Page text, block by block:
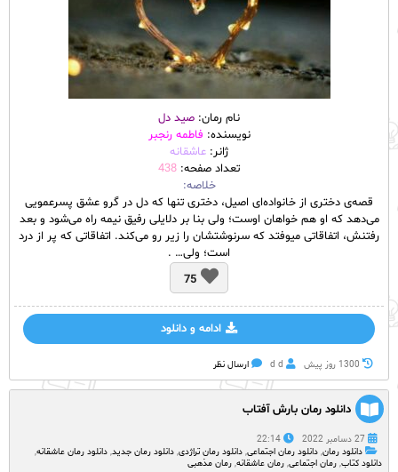
نام رمان: صید دل
نویسنده: فاطمه رنجبر
ژانر: عاشقانه
تعداد صفحه: 438
خلاصه:
قصه‌ی دختری از خانواده‌ای اصیل، دختری تنها که دل در گرو عشق پسرعمویی
می‌دهد که او هم خواهان اوست؛ ولی بنا بر دلایلی رفیق نیمه راه می‌شود و بعد
رفتنش، اتفاقاتی میوفتد که سرنوشتشان را زیر رو می‌کند. اتفاقاتی که پر از درد
است؛ ولی… .
75
ادامه و دانلود
1300 روز پيش d d ارسال نظر
دانلود رمان بارش آفتاب
27 دسامبر 2022
22:14
دانلود رمان, دانلود رمان اجتماعی, دانلود رمان تراژدی, دانلود رمان جدید, دانلود رمان عاشقانه,
دانلود کتاب, رمان اجتماعی, رمان عاشقانه, رمان مذهبی